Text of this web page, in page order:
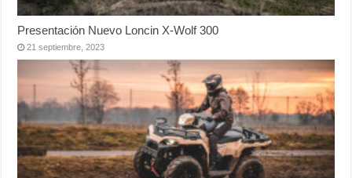
Presentación Nuevo Loncin X-Wolf 300
21 septiembre, 2023